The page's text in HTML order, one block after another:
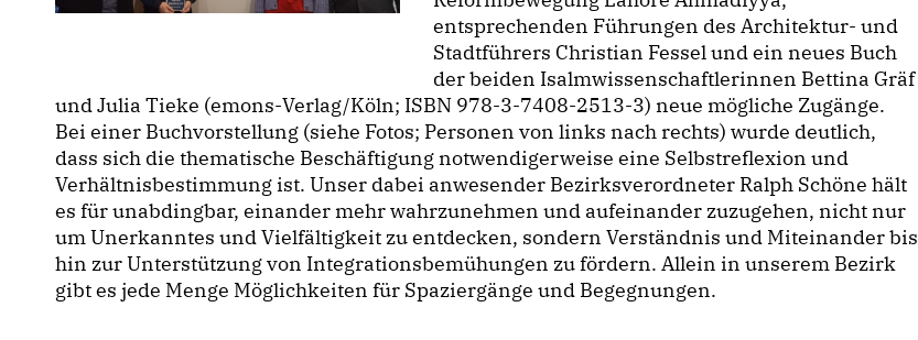
entsprechenden Führungen des Architektur- und
Stadtführers Christian Fessel und ein neues Buch
der beiden Isalmwissenschaftlerinnen Bettina Gräf
und Julia Tieke (emons-Verlag/Köln; ISBN 978-3-7408-2513-3) neue mögliche Zugänge.
Bei einer Buchvorstellung (siehe Fotos; Personen von links nach rechts) wurde deutlich,
dass sich die thematische Beschäftigung notwendigerweise eine Selbstreflexion und
Verhältnisbestimmung ist. Unser dabei anwesender Bezirksverordneter Ralph Schöne hält
es für unabdingbar, einander mehr wahrzunehmen und aufeinander zuzugehen, nicht nur
um Unerkanntes und Vielfältigkeit zu entdecken, sondern Verständnis und Miteinander bis
hin zur Unterstützung von Integrationsbemühungen zu fördern. Allein in unserem Bezirk
gibt es jede Menge Möglichkeiten für Spaziergänge und Begegnungen.